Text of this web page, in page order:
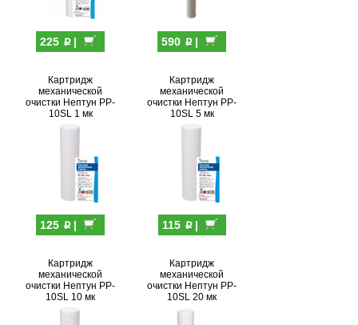
225 p| 590 p|
Картридж
механической
очистки Нептун PP-
10SL 1 мк
125 p|
Картридж
механической
очистки Нептун PP-
10SL 5 мк
115 p|
Картридж
механической
очистки Нептун PP-
10SL 10 мк
Картридж
механической
очистки Нептун PP-
10SL 20 мк